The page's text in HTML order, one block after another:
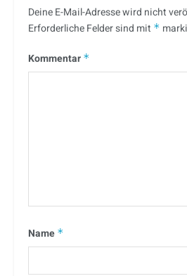
Deine E-Mail-Adresse wird nicht
Erforderliche Felder sind mit *
Kommentar *
Name *